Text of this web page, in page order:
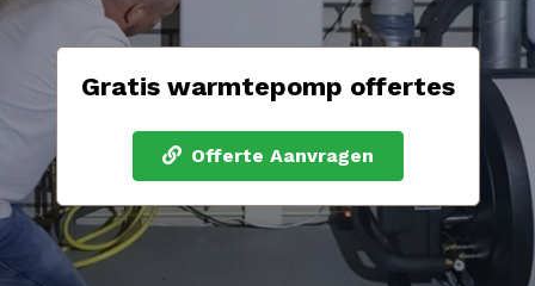
Gratis warmtepomp offertes
Offerte Aanvragen